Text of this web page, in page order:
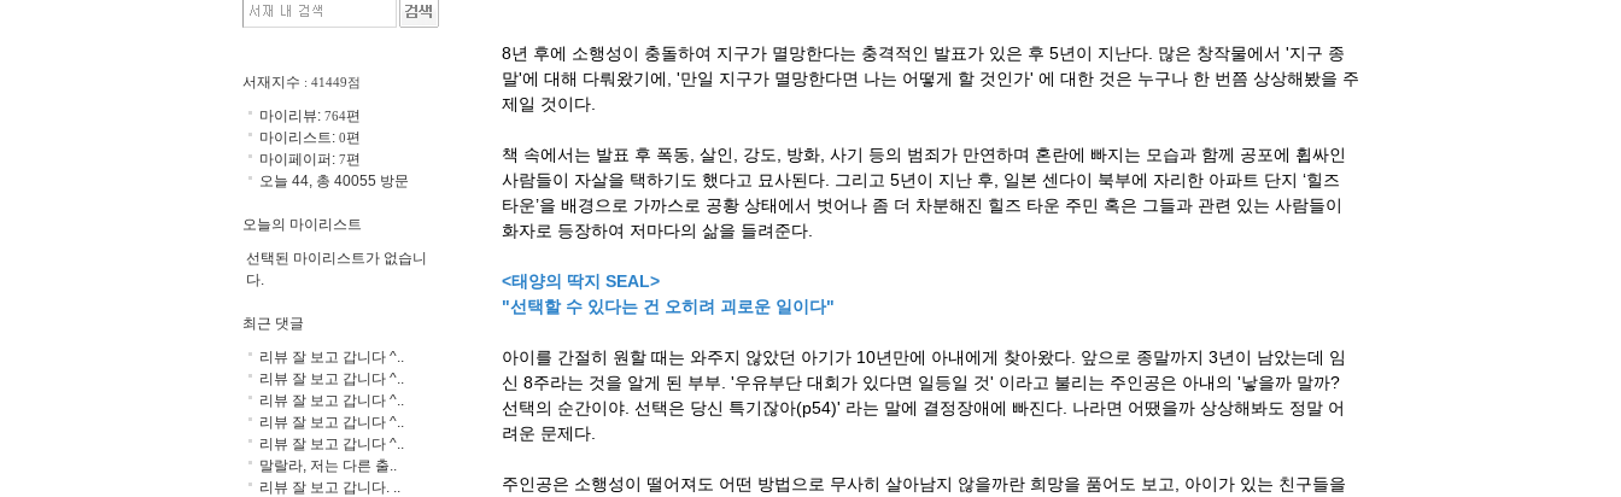
8년 후에 소행성이 충돌하여 지구가 멸망한다는 충격적인 발표가 있은 후 5년이 지난다. 많은 창작물에서 '지구 종
말'에 대해 다뤄왔기에, '만일 지구가 멸망한다면 나는 어떻게 할 것인가' 에 대한 것은 누구나 한 번쯤 상상해봤을 주
제일 것이다.
책 속에서는 발표 후 폭동, 살인, 강도, 방화, 사기 등의 범죄가 만연하며 혼란에 빠지는 모습과 함께 공포에 휩싸인
사람들이 자살을 택하기도 했다고 묘사된다.
그리고 5년이 지난 후, 일본 센다이 북부에 자리한 아파트 단지 ‘힐즈
타운’을 배경으로 가까스로 공황 상태에서 벗어나 좀 더 차분해진 힐즈 타운 주민 혹은 그들과 관련 있는 사람들이
화자로 등장하여 저마다의 삶을 들려준다.
<태양의 딱지 SEAL>
"선택할 수 있다는 건 오히려 괴로운 일이다"
아이를 간절히 원할 때는 와주지 않았던 아기가 10년만에 아내에게 찾아왔다. 앞으로 종말까지 3년이 남았는데 임
신 8주라는 것을 알게 된 부부. '우유부단 대회가 있다면 일등일 것' 이라고 불리는 주인공은 아내의 '낳을까 말까?
선택의 순간이야. 선택은 당신 특기잖아(p54)' 라는 말에 결정장애에 빠진다. 나라면 어땠을까 상상해봐도 정말 어
려운 문제다.
주인공은 소행성이 떨어져도 어떤 방법으로 무사히 살아남지 않을까란 희망을 품어도 보고, 아이가 있는 친구들을
서재지수 : 41449점
마이리뷰: 764편
마이리스트: 0편
마이페이퍼: 7편
오늘 44, 총 40055 방문
오늘의 마이리스트
선택된 마이리스트가 없습니
다.
최근 댓글
리뷰 잘 보고 갑니다 ^..
리뷰 잘 보고 갑니다 ^..
리뷰 잘 보고 갑니다 ^..
리뷰 잘 보고 갑니다 ^..
리뷰 잘 보고 갑니다 ^..
말랄라, 저는 다른 출..
리뷰 잘 보고 갑니다. ..